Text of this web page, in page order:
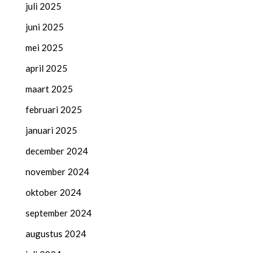
juli 2025
juni 2025
mei 2025
april 2025
maart 2025
februari 2025
januari 2025
december 2024
november 2024
oktober 2024
september 2024
augustus 2024